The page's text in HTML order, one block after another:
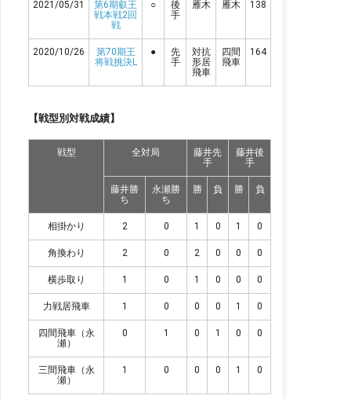
2021/05/31
第6期叡王
戦本戦2回
戦
○
後
手
雁木 雁木 138
2020/10/26
第70期王
将戦挑決L
●
先
手
対抗
形居
飛車
四間
飛車
164
【戦型別対戦成績】
戦型 全対局
藤井先
手
藤井後
手
藤井勝
ち
永瀬勝
ち
勝 負 勝 負
相掛かり 2 0 1 0 1 0
角換わり 2 0 2 0 0 0
横歩取り 1 0 1 0 0 0
力戦居飛車 1 0 0 0 1 0
四間飛車（永
瀬）
0 1 0 1 0 0
三間飛車（永
瀬）
1 0 0 0 1 0